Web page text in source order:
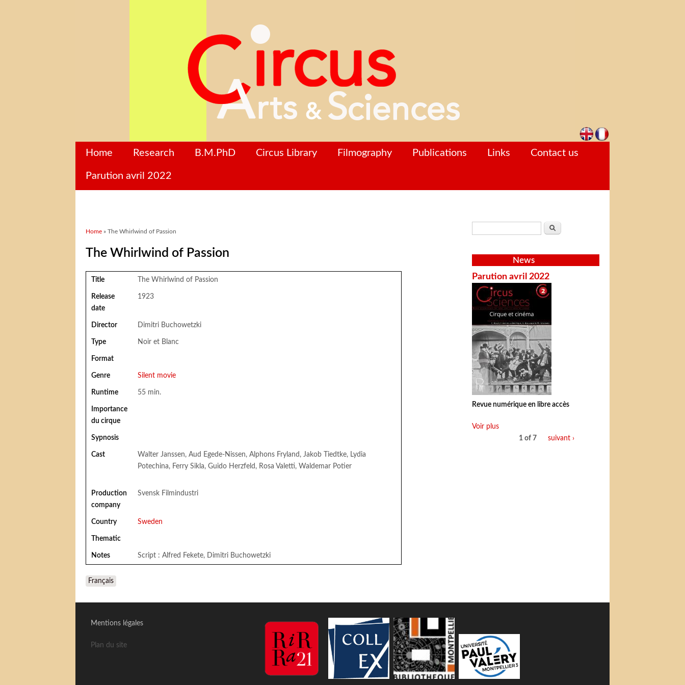
Home Research B.M.PhD Circus Library Filmography Publications Links Contact us
Parution avril 2022
You are here
Home » The Whirlwind of Passion
The Whirlwind of Passion
Title The Whirlwind of Passion
Release
date
1923
Director Dimitri Buchowetzki
Type Noir et Blanc
Format
Genre Silent movie
Runtime 55 min.
Importance
du cirque
Sypnosis
Cast
Walter Janssen, Aud Egede-Nissen, Alphons Fryland, Jakob Tiedtke, Lydia
Potechina, Ferry Sikla, Guido Herzfeld, Rosa Valetti, Waldemar Potier
Production
company
Svensk Filmindustri
Country Sweden
Thematic
Notes Script : Alfred Fekete, Dimitri Buchowetzki
Français
Search
News
Parution avril 2022
Revue numérique en libre accès
Voir plus
1 of 7
suivant ›
Mentions légales
Plan du site